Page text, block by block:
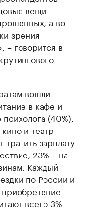
вещи
а вот
зрения
– говорится в
вошли
в кафе и
(40%),
и театр
зарплату
23% – на
Каждый
по России и
всего 3%